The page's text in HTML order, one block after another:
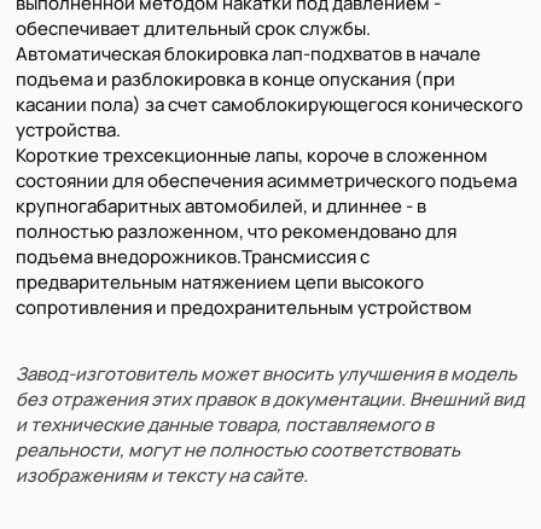
обеспечивает длительный срок службы.
Автоматическая блокировка лап-подхватов в начале
подъема и разблокировка в конце опускания (при
касании пола) за счет самоблокирующегося конического
устройства.
Короткие трехсекционные лапы, короче в сложенном
состоянии для обеспечения асимметрического подъема
крупногабаритных автомобилей, и длиннее - в
полностью разложенном, что рекомендовано для
подъема внедорожников.Трансмиссия с
предварительным натяжением цепи высокого
сопротивления и предохранительным устройством
Завод-изготовитель может вносить улучшения в модель
без отражения этих правок в документации. Внешний вид
и технические данные товара, поставляемого в
реальности, могут не полностью соответствовать
изображениям и тексту на сайте.